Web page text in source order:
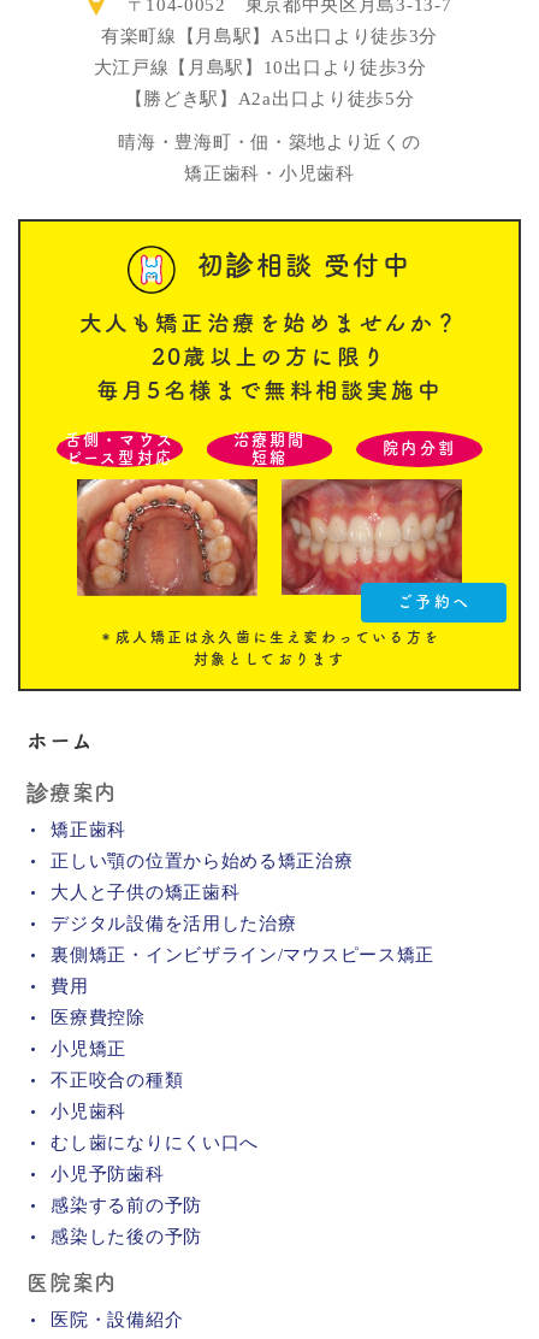
〒104-0052 東京都中央区月島3-13-7
有楽町線【月島駅】A5出口より徒歩3分
大江戸線【月島駅】10出口より徒歩3分
【勝どき駅】A2a出口より徒歩5分
晴海・豊海町・佃・築地より近くの
矯正歯科・小児歯科
初診相談 受付中
大人も矯正治療を始めませんか？
20歳以上の方に限り
毎月5名様まで無料相談実施中
舌側・マウス
ピース型対応
治療期間
短縮
院内分割
ご予約へ
＊成人矯正は永久歯に生え変わっている方を
対象としております
ホーム
診療案内
矯正歯科
正しい顎の位置から始める矯正治療
大人と子供の矯正歯科
デジタル設備を活用した治療
裏側矯正・インビザライン/マウスピース矯正
費用
医療費控除
小児矯正
不正咬合の種類
小児歯科
むし歯になりにくい口へ
小児予防歯科
感染する前の予防
感染した後の予防
医院案内
医院・設備紹介